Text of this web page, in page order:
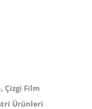
Çizgi Film
Ürünleri